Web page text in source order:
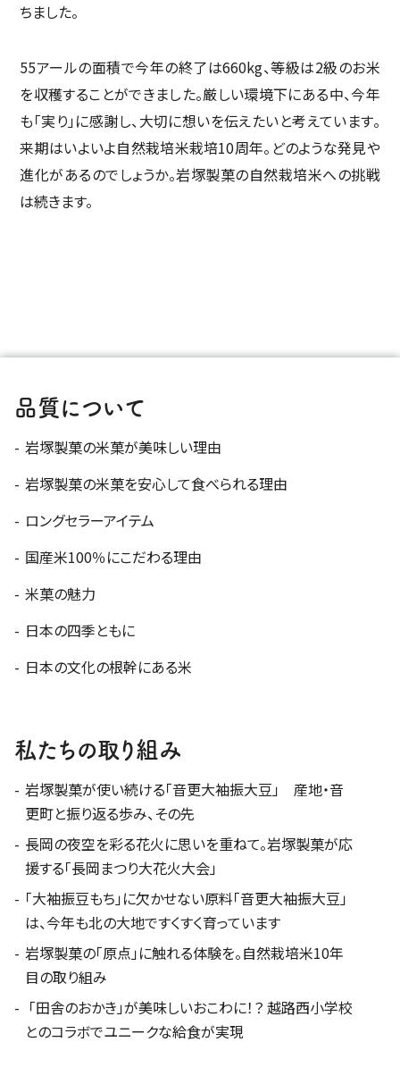
ちました。
55アールの面積で今年の終了は660kg、等級は2級のお米
を収穫することができました。厳しい環境下にある中、今年
も「実り」に感謝し、大切に想いを伝えたいと考えています。
来期はいよいよ自然栽培米栽培10周年。どのような発見や
進化があるのでしょうか。岩塚製菓の自然栽培米への挑戦
は続きます。
品質について
岩塚製菓の米菓が美味しい理由
岩塚製菓の米菓を安心して食べられる理由
ロングセラーアイテム
国産米100％にこだわる理由
米菓の魅力
日本の四季ともに
日本の文化の根幹にある米
私たちの取り組み
岩塚製菓が使い続ける「音更大袖振大豆」 産地・音
更町と振り返る歩み、その先
長岡の夜空を彩る花火に思いを重ねて。岩塚製菓が応
援する「長岡まつり大花火大会」
「大袖振豆もち」に欠かせない原料「音更大袖振大豆」
は、今年も北の大地ですくすく育っています
岩塚製菓の「原点」に触れる体験を。自然栽培米10年
目の取り組み
「田舎のおかき」が美味しいおこわに！？ 越路西小学校
とのコラボでユニークな給食が実現